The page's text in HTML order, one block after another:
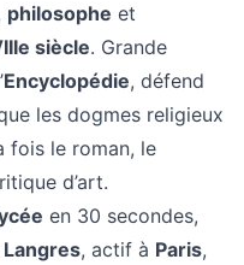
philosophe et
siècle. Grande
Encyclopédie, défend
les dogmes religieux
fois le roman, le
d’art.
en 30 secondes,
Langres, actif à Paris,